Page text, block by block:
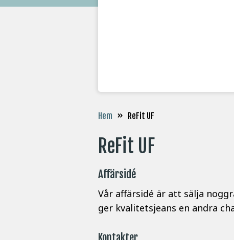
Hem » ReFit UF
ReFit UF
Affärsidé
Vår affärsidé är att sälja
ger kvalitetsjeans en andra